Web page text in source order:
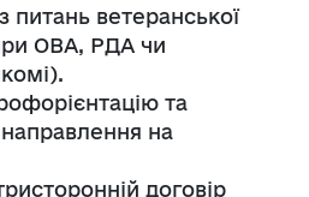
питань ветеранської
ОВА, РДА чи
та
на
договір